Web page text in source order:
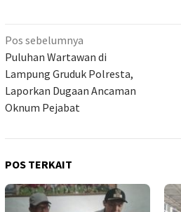
Navigasi
pos
Pos sebelumnya
Puluhan Wartawan di
Lampung Gruduk Polresta,
Laporkan Dugaan Ancaman
Oknum Pejabat
POS TERKAIT